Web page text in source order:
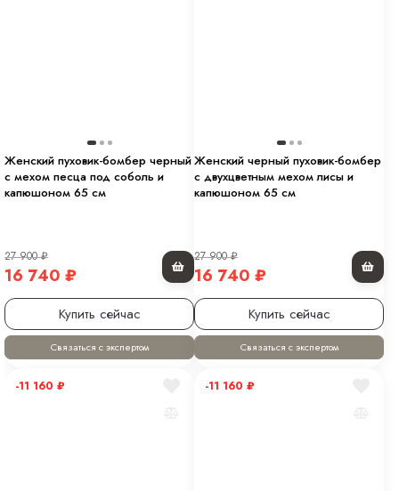
Женский пуховик-бомбер черный
с мехом песца под соболь и
капюшоном 65 см
27 900₽
16 740 ₽
Купить сейчас
Связаться с экспертом
Женский черный пуховик-бомбер
с двухцветным мехом лисы и
капюшоном 65 см
27 900₽
16 740 ₽
Купить сейчас
Связаться с экспертом
-11 160 ₽ -11 160 ₽